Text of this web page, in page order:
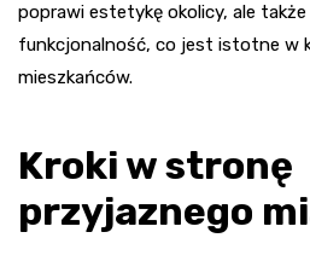
poprawi estetykę okolicy, ale
funkcjonalność, co jest istotne w
mieszkańców.
Kroki w stronę
przyjaznego